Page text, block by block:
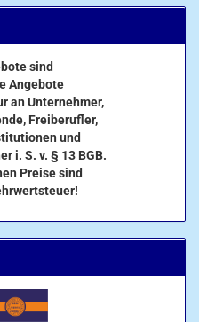
sind
Angebote
an Unternehmer,
Freiberufler,
und
i. S. v. § 13 BGB.
Preise sind